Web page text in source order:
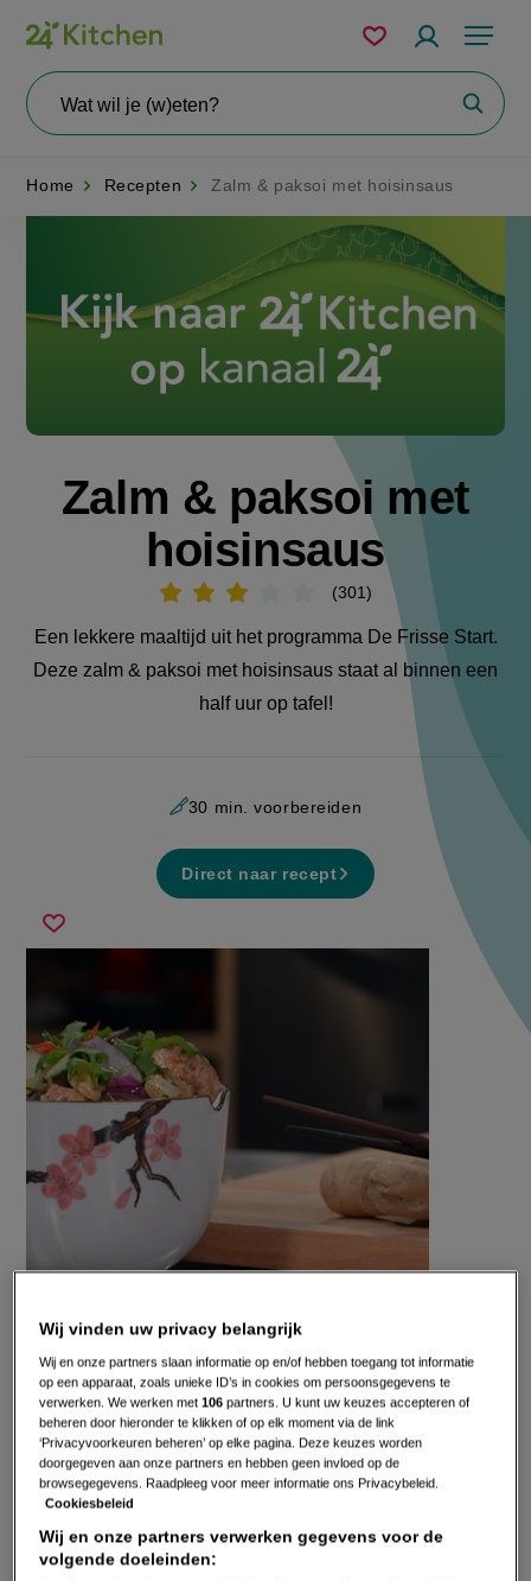
Overslaan
en
naar
de
Menu
wil
Mijn
bewaarde
Home Recepten Zalm & paksoi met hoisinsaus
Zalm & paksoi met
hoisinsaus
301
'Zalm
&
paksoi
met
Een lekkere maaltijd uit het programma De Frisse Start.
Deze zalm & paksoi met hoisinsaus staat al binnen een
half uur op tafel!
30 min. voorbereiden
Direct naar recept
Sla
zalm
&amp;
hoisinsaus
Gepubliceerd op: 08-01-16
Bewerkt op: 13-04-2026
Wij vinden uw privacy belangrijk
Wij en onze partners slaan informatie op en/of hebben toegang tot informatie
op een apparaat, zoals unieke ID’s in cookies om persoonsgegevens te
verwerken. We werken met106 partners. U kunt uw keuzes accepteren of
beheren door hieronder te klikken of op elk moment via de link
‘Privacyvoorkeuren beheren’ op elke pagina. Deze keuzes worden
doorgegeven aan onze partners en hebben geen invloed op de
browsegegevens. Raadpleeg voor meer informatie ons Privacybeleid.
Cookiesbeleid
Wij en onze partners verwerken gegevens voor de
volgende doeleinden: